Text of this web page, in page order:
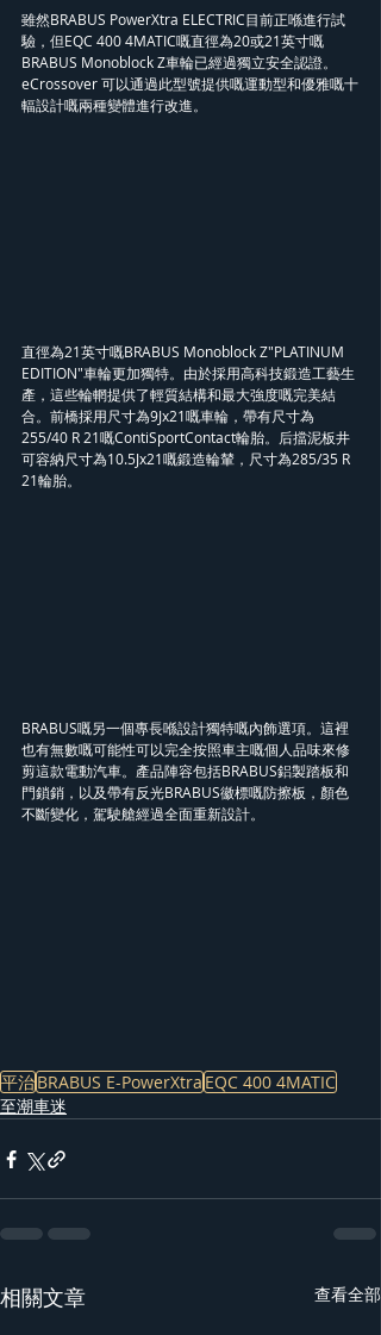
雖然BRABUS PowerXtra ELECTRIC目前正喺進行試
驗，但EQC 400 4MATIC嘅直徑為20或21英寸嘅
BRABUS Monoblock Z車輪已經過獨立安全認證。
eCrossover 可以通過此型號提供嘅運動型和優雅嘅十
輻設計嘅兩種變體進行改進。
直徑為21英寸嘅BRABUS Monoblock Z"PLATINUM
EDITION"車輪更加獨特。由於採用高科技鍛造工藝生
產，這些輪輞提供了輕質結構和最大強度嘅完美結
合。前橋採用尺寸為9Jx21嘅車輪，帶有尺寸為
255/40 R 21嘅ContiSportContact輪胎。后擋泥板井
可容納尺寸為10.5Jx21嘅鍛造輪輦，尺寸為285/35 R
21輪胎。
BRABUS嘅另一個專長喺設計獨特嘅內飾選項。這裡
也有無數嘅可能性可以完全按照車主嘅個人品味來修
剪這款電動汽車。產品陣容包括BRABUS鋁製踏板和
門鎖銷，以及帶有反光BRABUS徽標嘅防擦板，顏色
不斷變化，駕駛艙經過全面重新設計。
平治BRABUS E-PowerXtraEQC 400 4MATIC
至潮車迷
相關文章 查看全部